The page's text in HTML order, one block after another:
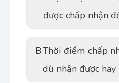
được chấp nhận
B.Thời điểm chấp
dù nhận được hay